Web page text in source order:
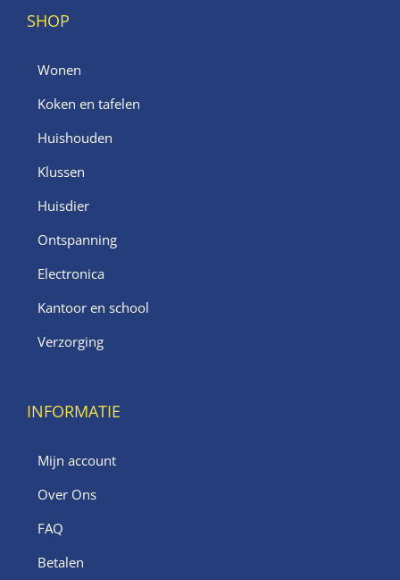
SHOP
Wonen
Koken en tafelen
Huishouden
Klussen
Huisdier
Ontspanning
Electronica
Kantoor en school
Verzorging
INFORMATIE
Mijn account
Over Ons
FAQ
Betalen